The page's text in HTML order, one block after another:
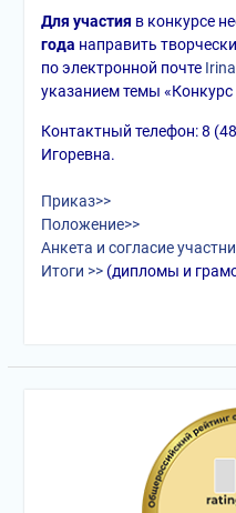
Для участия в конкурсе
года направить
по электронной почте
указанием темы «Конкурс
Контактный телефон: 8
Игоревна.
Приказ>>
Положение>>
Анкета и согласие
Итоги >> (дипломы и